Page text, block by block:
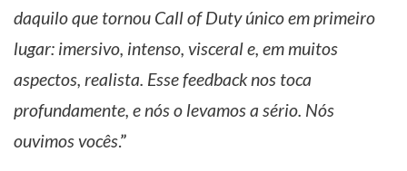
daquilo que tornou Call of Duty único em primeiro
lugar: imersivo, intenso, visceral e, em muitos
aspectos, realista. Esse feedback nos toca
profundamente, e nós o levamos a sério. Nós
ouvimos vocês.”